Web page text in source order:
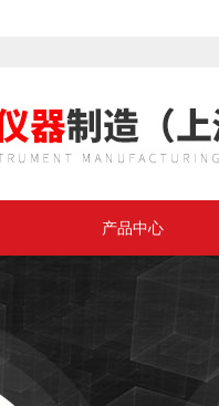
产品中心